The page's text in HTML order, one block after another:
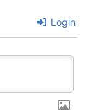
Login